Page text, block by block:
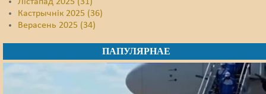
Кастрычнік 2025 (36)
Верасень 2025 (34)
ПАПУЛЯРНАЕ